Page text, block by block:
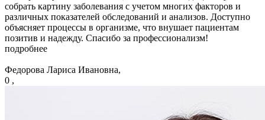
собрать картину заболевания с учетом многих факторов и
различных показателей обследований и анализов. Доступно
объясняет процессы в организме, что внушает пациентам
позитив и надежду. Спасибо за профессионализм!
подробнее
Федорова Лариса Ивановна,
0 ,